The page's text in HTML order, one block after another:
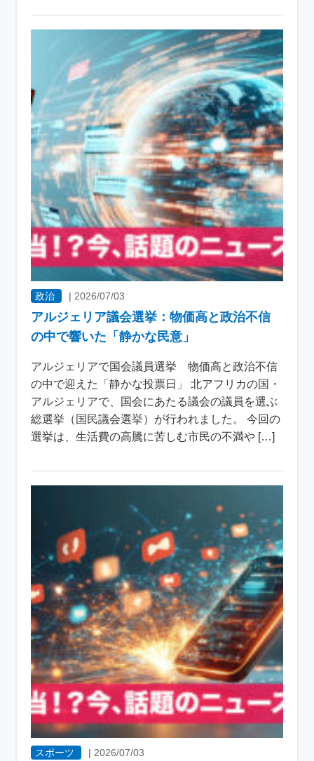
政治 |2026/07/03
アルジェリア議会選挙：物価高と政治不信
の中で響いた「静かな民意」
アルジェリアで国会議員選挙 物価高と政治不信
の中で迎えた「静かな投票日」 北アフリカの国・
アルジェリアで、国会にあたる議会の議員を選ぶ
総選挙（国民議会選挙）が行われました。 今回の
選挙は、生活費の高騰に苦しむ市民の不満や […]
スポーツ | 2026/07/03